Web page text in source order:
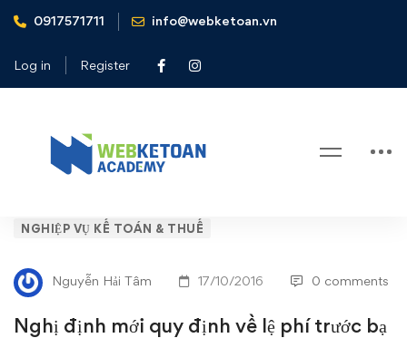
0917571711 info@webketoan.vn
Log in Register
Home
Nghiệp vụ Kế toán & Thuế
Nghị
định
mới
NGHIỆP VỤ KẾ TOÁN & THUẾ
Nguyễn Hải Tâm 17/10/2016 0 comments
Nghị định mới quy định về lệ phí trước bạ